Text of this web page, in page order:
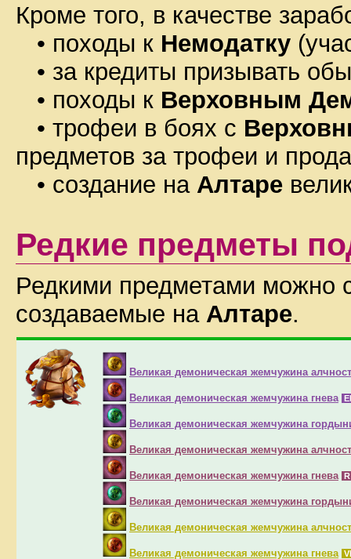
Кроме того, в качестве
• походы к Немодатку
• за кредиты призывать
• походы к Верховным
• трофеи в боях с
предметов за трофеи и
• создание на Алтаре
Редкие предметы
Редкими предметами можно
создаваемые на Алтаре.
Великая демоническая жемчужина
Великая демоническая жемчужина гнева
Великая демоническая жемчужина
Великая демоническая жемчужина
Великая демоническая жемчужина гнева
Великая демоническая жемчужина
Великая демоническая жемчужина
Великая демоническая жемчужина гнева